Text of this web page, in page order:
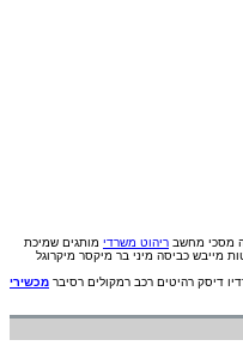
מסכי מחשב ריהוט משרדי מותגים שמיכת
מייבש כביסה מיני בר מיקסר מיקרוגל
דיסק רהיטים רכב רמקולים רסיבר מכשירי